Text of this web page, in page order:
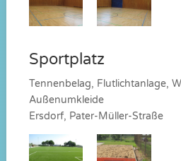
Sportplatz
Tennenbelag, Flutlichtanlage,
Außenumkleide
Ersdorf, Pater-Müller-Straße